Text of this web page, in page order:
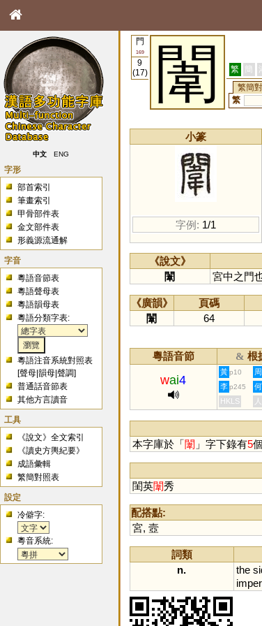
中文 ENG
字形
部首索引
筆畫索引
甲骨部件表
金文部件表
形義源流通解
字音
粵語音節表
粵語聲母表
粵語韻母表
粵語分類字表:
粵語注音系統對照表
[聲母 |韻母 |聲調]
普通話音節表
其他方言讀音
工具
《說文》全文索引
《讀史方輿紀要》
成語彙輯
繁簡對照表
設定
冷僻字:
粵音系統:
門
169
9
(17)
闈 繁 簡
繁簡
繁
小篆
字例: 1/1
《說文》
闈
宮中之門
《廣韻》 頁碼
闈
64
粵語音節 & 根
wai4
黃 p10 周
李 p245 何
HKLS
本字庫於「闈 」字下錄有5
閨英闈秀
配搭點:
宮, 壼
詞類
n.
the